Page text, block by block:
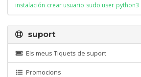
instalación crear usuario sudo user python3
suport
Els meus Tiquets de suport
Promocions